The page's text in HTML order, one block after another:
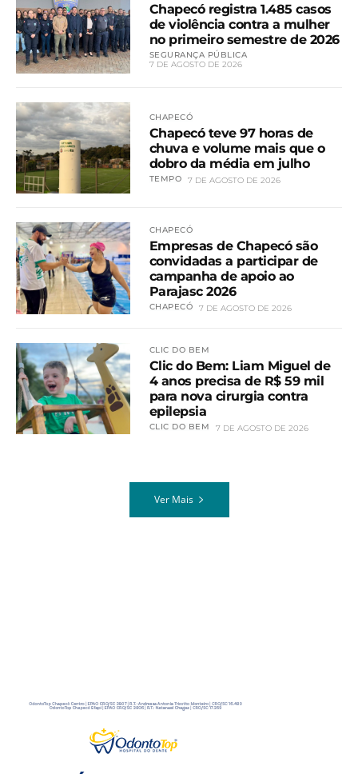
Chapecó registra 1.485 casos
de violência contra a mulher
no primeiro semestre de 2026
SEGURANÇA PÚBLICA
7 DE AGOSTO DE 2026
CHAPECÓ
Chapecó teve 97 horas de
chuva e volume mais que o
dobro da média em julho
TEMPO 7 DE AGOSTO DE 2026
CHAPECÓ
Empresas de Chapecó são
convidadas a participar de
campanha de apoio ao
Parajasc 2026
CHAPECÓ 7 DE AGOSTO DE 2026
CLIC DO BEM
Clic do Bem: Liam Miguel de
4 anos precisa de R$ 59 mil
para nova cirurgia contra
epilepsia
CLIC DO BEM 7 DE AGOSTO DE 2026
Ver Mais